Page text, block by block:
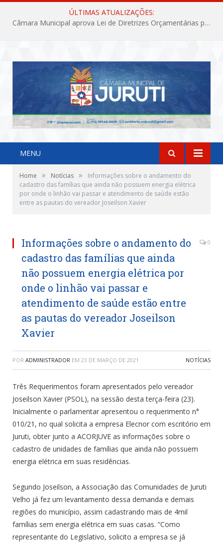
ÚLTIMAS ATUALIZAÇÕES:
Câmara Municipal aprova Lei de Diretrizes Orçamentárias para o exercício financeiro de 2027
MENU
Home » Notícias »
Informações sobre o andamento do
cadastro das famílias que ainda não possuem energia elétrica
por onde o linhão vai passar e atendimento de saúde estão
entre as pautas do vereador Joseilson Xavier
Informações sobre o andamento do
cadastro das famílias que ainda
não possuem energia elétrica por
onde o linhão vai passar e
atendimento de saúde estão entre
as pautas do vereador Joseilson
Xavier
0
POR ADMINISTRADOR EM 23 DE MARÇO DE 2021 NOTÍCIAS
Três Requerimentos foram apresentados pelo vereador
Joseilson Xavier (PSOL), na sessão desta terça-feira (23).
Inicialmente o parlamentar apresentou o requerimento n°
010/21, no qual solicita a empresa Elecnor com escritório em
Juruti, obter junto a ACORJUVE as informações sobre o
cadastro de unidades de famílias que ainda não possuem
energia elétrica em suas residências.
Segundo Joseilson, a Associação das Comunidades de Juruti
Velho já fez um levantamento dessa demanda e demais
regiões do município, assim cadastrando mais de 4mil
famílias sem energia elétrica em suas casas. “Como
representante do Legislativo, solicito a empresa se já